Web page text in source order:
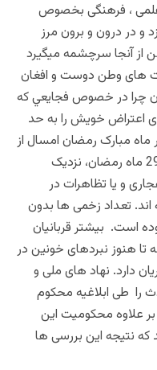
، فرهنگی بخصوص
و در درون و برون مرز
از آنجا سرچشمه میگیرد
های وطن دوست و افغان
چرا در خصوص فجايعي که
اعتراض خویش را به حد
ماه مبارک رمضان امسال از
تاریخ ۶ جوزا اول رمضان تا 3 سرطان 29 ماه رمضان، نزدیک
و یا تظاهرات در
تعداد زخمی ها بدون
اضافه تر از 718 نفر بوده است. بیشتر قربانیان
تا هنوز نبردهای خونین در
دارد. نهاد های ملی و
را طی ابلاغیه محکوم
علاوه محکومیت این
که نتیجه این بررسی ها